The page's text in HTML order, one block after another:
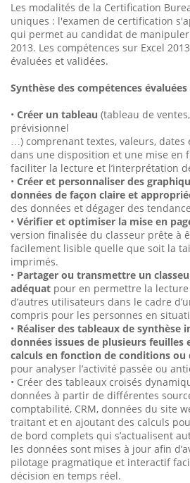
Les modalités de la Certification
uniques : l'examen de certification
qui permet au candidat de
2013. Les compétences sur Excel
évaluées et validées.
Synthèse des compétences évaluées
• Créer un tableau (tableau de
prévisionnel
…) comprenant textes, valeurs,
dans une disposition et une mise en
faciliter la lecture et l’interprétation
• Créer et personnaliser des
données de façon claire et
des données et dégager des
• Vérifier et optimiser la mise en
version finalisée du classeur prête à
facilement lisible quelle que soit la
imprimés.
• Partager ou transmettre un
adéquat pour en permettre la
d’autres utilisateurs dans le cadre
compris pour les personnes en
• Réaliser des tableaux de synthèse
données issues de plusieurs feuilles
calculs en fonction de conditions ou
pour analyser l’activité passée ou
• Créer des tableaux croisés
données à partir de différentes
comptabilité, CRM, données du site
traitant et en ajoutant des calculs
de bord complets qui s’actualisent
les données sont mises à jour afin
pilotage pragmatique et interactif
décision en temps réel.